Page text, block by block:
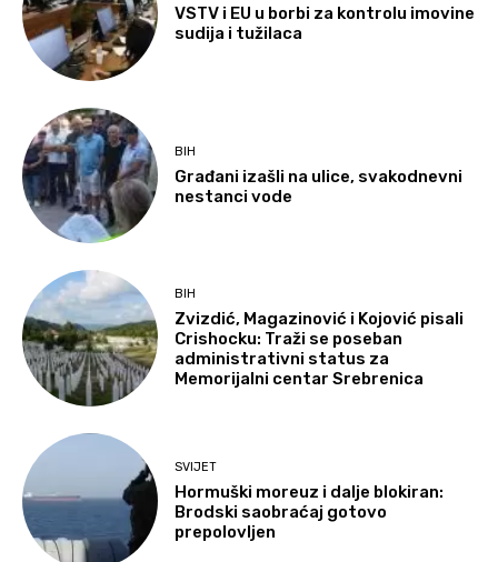
VSTV i EU u borbi za kontrolu imovine
sudija i tužilaca
BIH
Građani izašli na ulice, svakodnevni
nestanci vode
BIH
Zvizdić, Magazinović i Kojović pisali
Crishocku: Traži se poseban
administrativni status za
Memorijalni centar Srebrenica
SVIJET
Hormuški moreuz i dalje blokiran:
Brodski saobraćaj gotovo
prepolovljen